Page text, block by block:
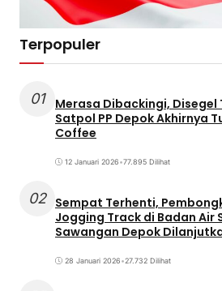
Terpopuler
01
Merasa Dibackingi,
Satpol PP Depok Akhirnya
Coffee
12 Januari 2026•77.895 Dilihat
02 Sempat Terhenti,
Jogging Track di Badan Air
Sawangan Depok
28 Januari 2026•27.732 Dilihat